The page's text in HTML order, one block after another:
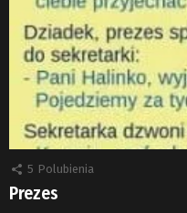
5 Polubienia
Prezes